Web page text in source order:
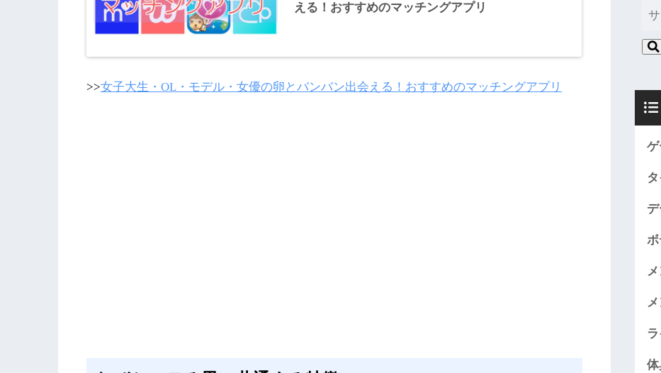
える！おすすめのマッチングアプリ
>>女子大生・OL・モデル・女優の卵とバンバン出会える！おすすめのマッチングアプリ